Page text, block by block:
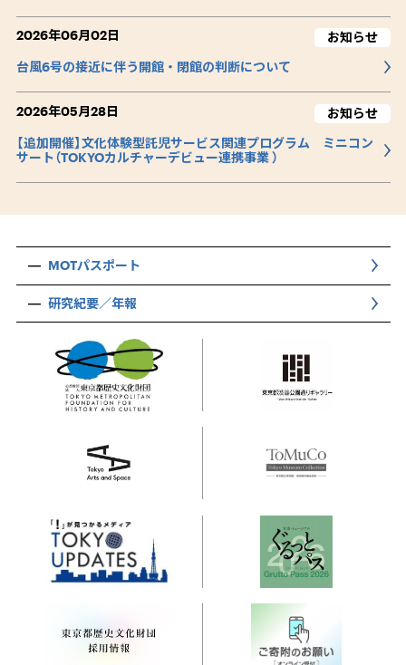
お知らせ
2026年06月02日
台風6号の接近に伴う開館・閉館の判断について
お知らせ
2026年05月28日
【追加開催】文化体験型託児サービス関連プログラム ミニコン
サート（TOKYOカルチャーデビュー連携事業 ）
MOTパスポート
研究紀要／年報